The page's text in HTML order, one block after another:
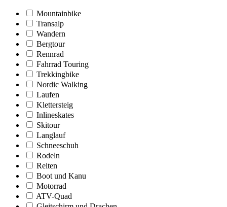
Mountainbike
Transalp
Wandern
Bergtour
Rennrad
Fahrrad Touring
Trekkingbike
Nordic Walking
Laufen
Klettersteig
Inlineskates
Skitour
Langlauf
Schneeschuh
Rodeln
Reiten
Boot und Kanu
Motorrad
ATV-Quad